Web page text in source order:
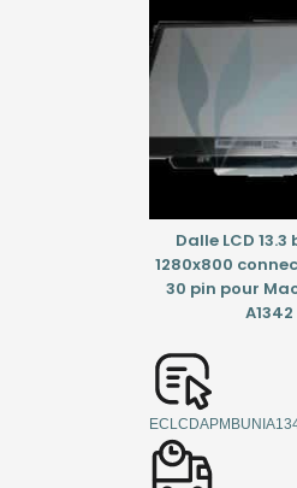
Dalle LCD
1280x800
30 pin pour
A1342